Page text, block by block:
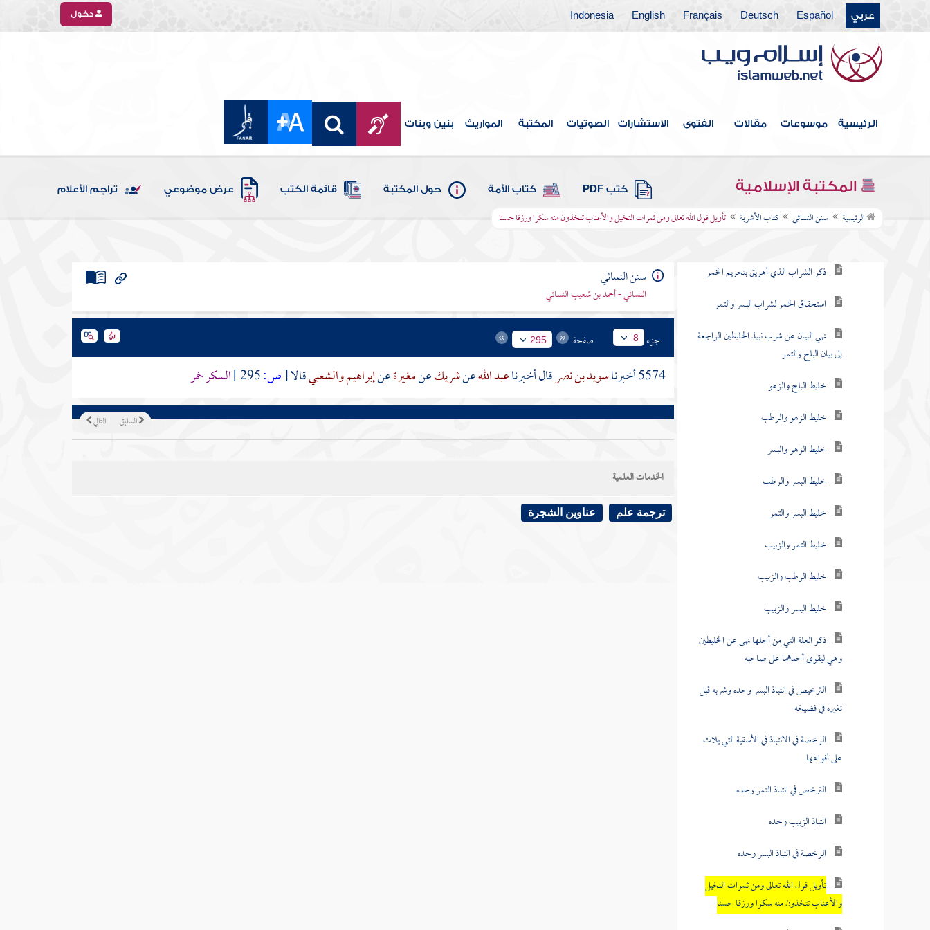
عربي Español
Deutsch
Français
English
Indonesia دخول
الرئيسية موسوعات مقالات الفتوى الاستشارات الصوتيات المكتبة المواريث بنين وبنات
المكتبة الإسلامية كتب PDF كتاب الأمة حول المكتبة قائمة الكتب عرض موضوعي تراجم الأعلام
الرئيسية سنن النسائي كتاب الأشربة تأويل قول الله تعالى ومن ثمرات النخيل والأعناب تتخذون منه سكرا ورزقا حسنا
كتاب القسامة
كتاب قطع السارق
كتاب الإيمان وشرائعه
كتاب الزينة
كتاب آداب القضاة
كتاب الاستعاذة
كتاب الأشربة
ذكر الشراب الذي أهريق بتحريم الخمر
استحقاق الخمر لشراب البسر والتمر
نهي البيان عن شرب نبيذ الخليطين الراجعة
إلى بيان البلح والتمر
خليط البلح والزهو
خليط الزهو والرطب
خليط الزهو والبسر
خليط البسر والرطب
خليط البسر والتمر
خليط التمر والزبيب
خليط الرطب والزبيب
خليط البسر والزبيب
ذكر العلة التي من أجلها نهى عن الخليطين
وهي ليقوى أحدهما على صاحبه
الترخيص في انتباذ البسر وحده وشربه قبل
تغيره في فضيخه
الرخصة في الانتباذ في الأسقية التي يلاث
على أفواهها
الترخص في انتباذ التمر وحده
انتباذ الزبيب وحده
الرخصة في انتباذ البسر وحده
تأويل قول الله تعالى ومن ثمرات النخيل
والأعناب تتخذون منه سكرا ورزقا حسنا
سنن النسائي
النسائي - أحمد بن شعيب النسائي
جزء 8 صفحة 295
5574 أخبرنا سويد بن نصرقال أخبرناعبد اللهعنشريكعنمغيرةعنإبراهيموالشعبيقالا[ص: السكر خمر
التالي السابق
الخدمات العلمية
ترجمة علم عناوين الشجرة